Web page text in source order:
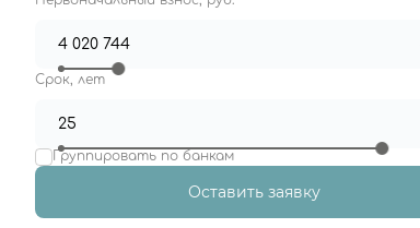
Срок, лет
Группировать по банкам
Оставить заявку